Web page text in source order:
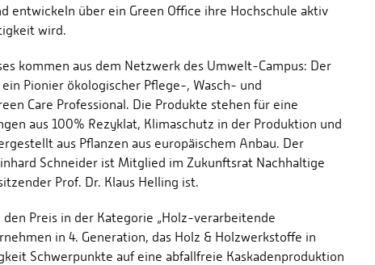
entwickeln über ein Green Office ihre Hochschule aktiv
wird.
kommen aus dem Netzwerk des Umwelt-Campus: Der
Pionier ökologischer Pflege-, Wasch- und
Care Professional. Die Produkte stehen für eine
aus 100% Rezyklat, Klimaschutz in der Produktion und
aus Pflanzen aus europäischem Anbau. Der
Schneider ist Mitglied im Zukunftsrat Nachhaltige
Prof. Dr. Klaus Helling ist.
Preis in der Kategorie „Holz-verarbeitende
in 4. Generation, das Holz & Holzwerkstoffe in
Schwerpunkte auf eine abfallfreie Kaskadenproduktion